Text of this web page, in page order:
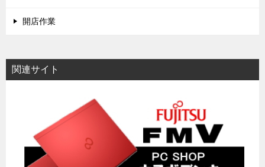
開店作業
関連サイト